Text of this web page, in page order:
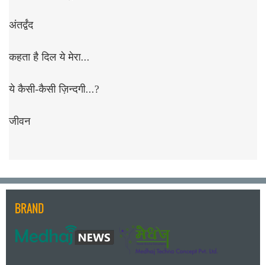
अंतर्द्वंद
कहता है दिल ये मेरा...
ये कैसी-कैसी ज़िन्दगी...?
जीवन
BRAND